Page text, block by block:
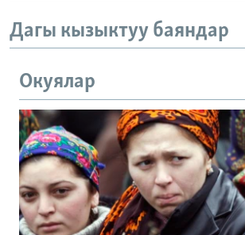
Дагы кызыктуу баяндар
Окуялар